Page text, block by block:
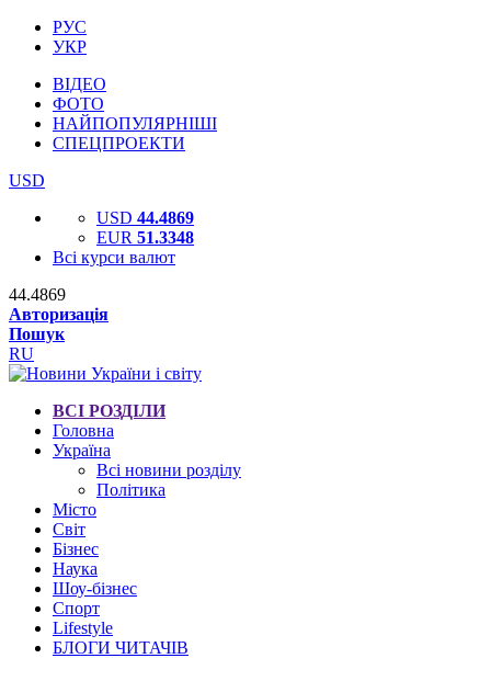
РУС
УКР
ВІДЕО
ФОТО
НАЙПОПУЛЯРНІШІ
СПЕЦПРОЕКТИ
USD
USD 44.4869
EUR 51.3348
Всі курси валют
44.4869
Авторизація
Пошук
RU
ВСІ РОЗДІЛИ
Головна
Україна
Всі новини розділу
Політика
Місто
Світ
Бізнес
Наука
Шоу-бізнес
Спорт
Lifestyle
БЛОГИ ЧИТАЧІВ